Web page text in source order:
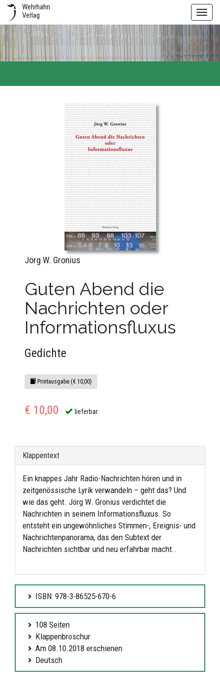
Wehrhahn
Verlag
Jörg W. Gronius
Guten Abend die
Nachrichten oder
Informationsfluxus
Gedichte
Printausgabe (€ 10,00)
€ 10,00 lieferbar
Klappentext
Ein knappes Jahr Radio-Nachrichten hören und in
zeitgenössische Lyrik verwandeln – geht das? Und
wie das geht. Jörg W. Gronius verdichtet die
Nachrichten in seinem Informationsfluxus. So
entsteht ein ungewöhnliches Stimmen-, Ereignis- und
Nachrichtenpanorama, das den Subtext der
Nachrichten sichtbar und neu erfahrbar macht..
ISBN: 978-3-86525-670-6
108 Seiten
Klappenbroschur
Am 08.10.2018 erschienen
Deutsch